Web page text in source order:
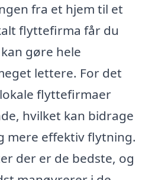
fra et hjem til et
flyttefirma får du
gøre hele
lettere. For det
flyttefirmaer
hvilket kan bidrage
mere effektiv flytning.
der er de bedste, og